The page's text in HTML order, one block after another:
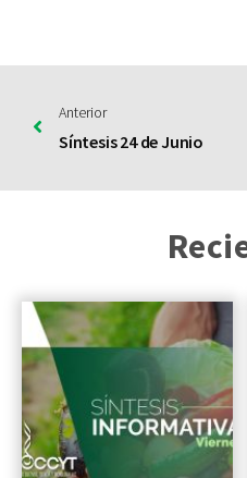
Anterior
Síntesis 24 de Junio